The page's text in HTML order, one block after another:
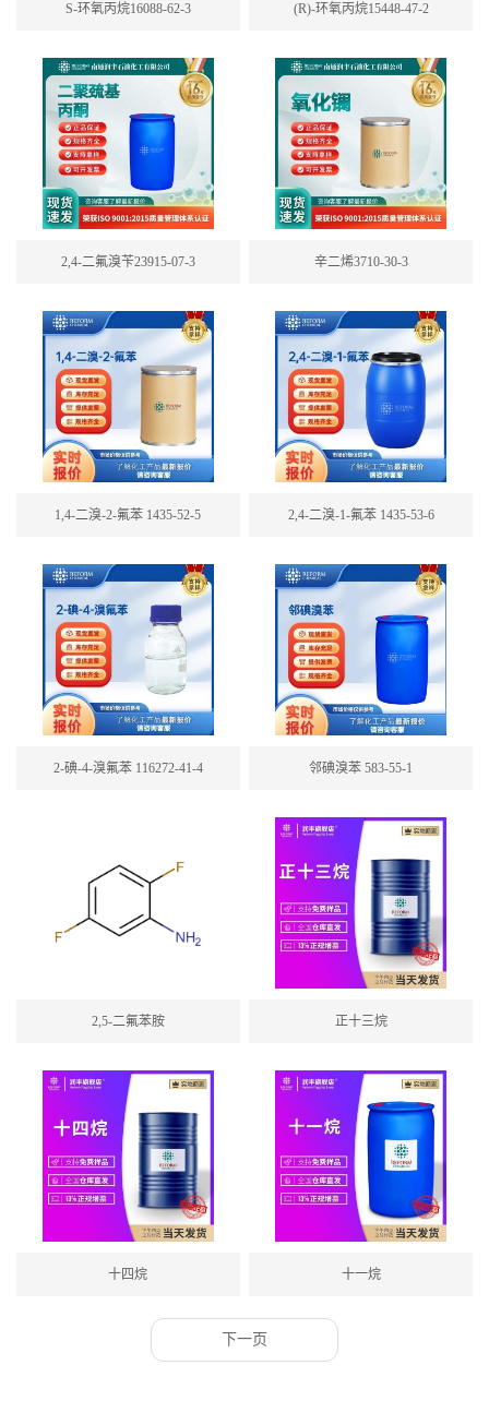
S-环氧丙烷16088-62-3 (R)-环氧丙烷15448-47-2
2,4-二氟溴苄23915-07-3 辛二烯3710-30-3
1,4-二溴-2-氟苯 1435-52-5 2,4-二溴-1-氟苯 1435-53-6
2-碘-4-溴氟苯 116272-41-4 邻碘溴苯 583-55-1
2,5-二氟苯胺 正十三烷
十四烷 十一烷
下一页